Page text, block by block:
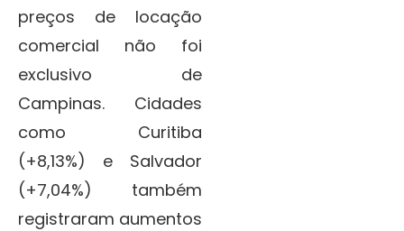
preços de locação
comercial não foi
exclusivo de
Campinas. Cidades
como Curitiba
(+8,13%) e Salvador
(+7,04%) também
registraram aumentos